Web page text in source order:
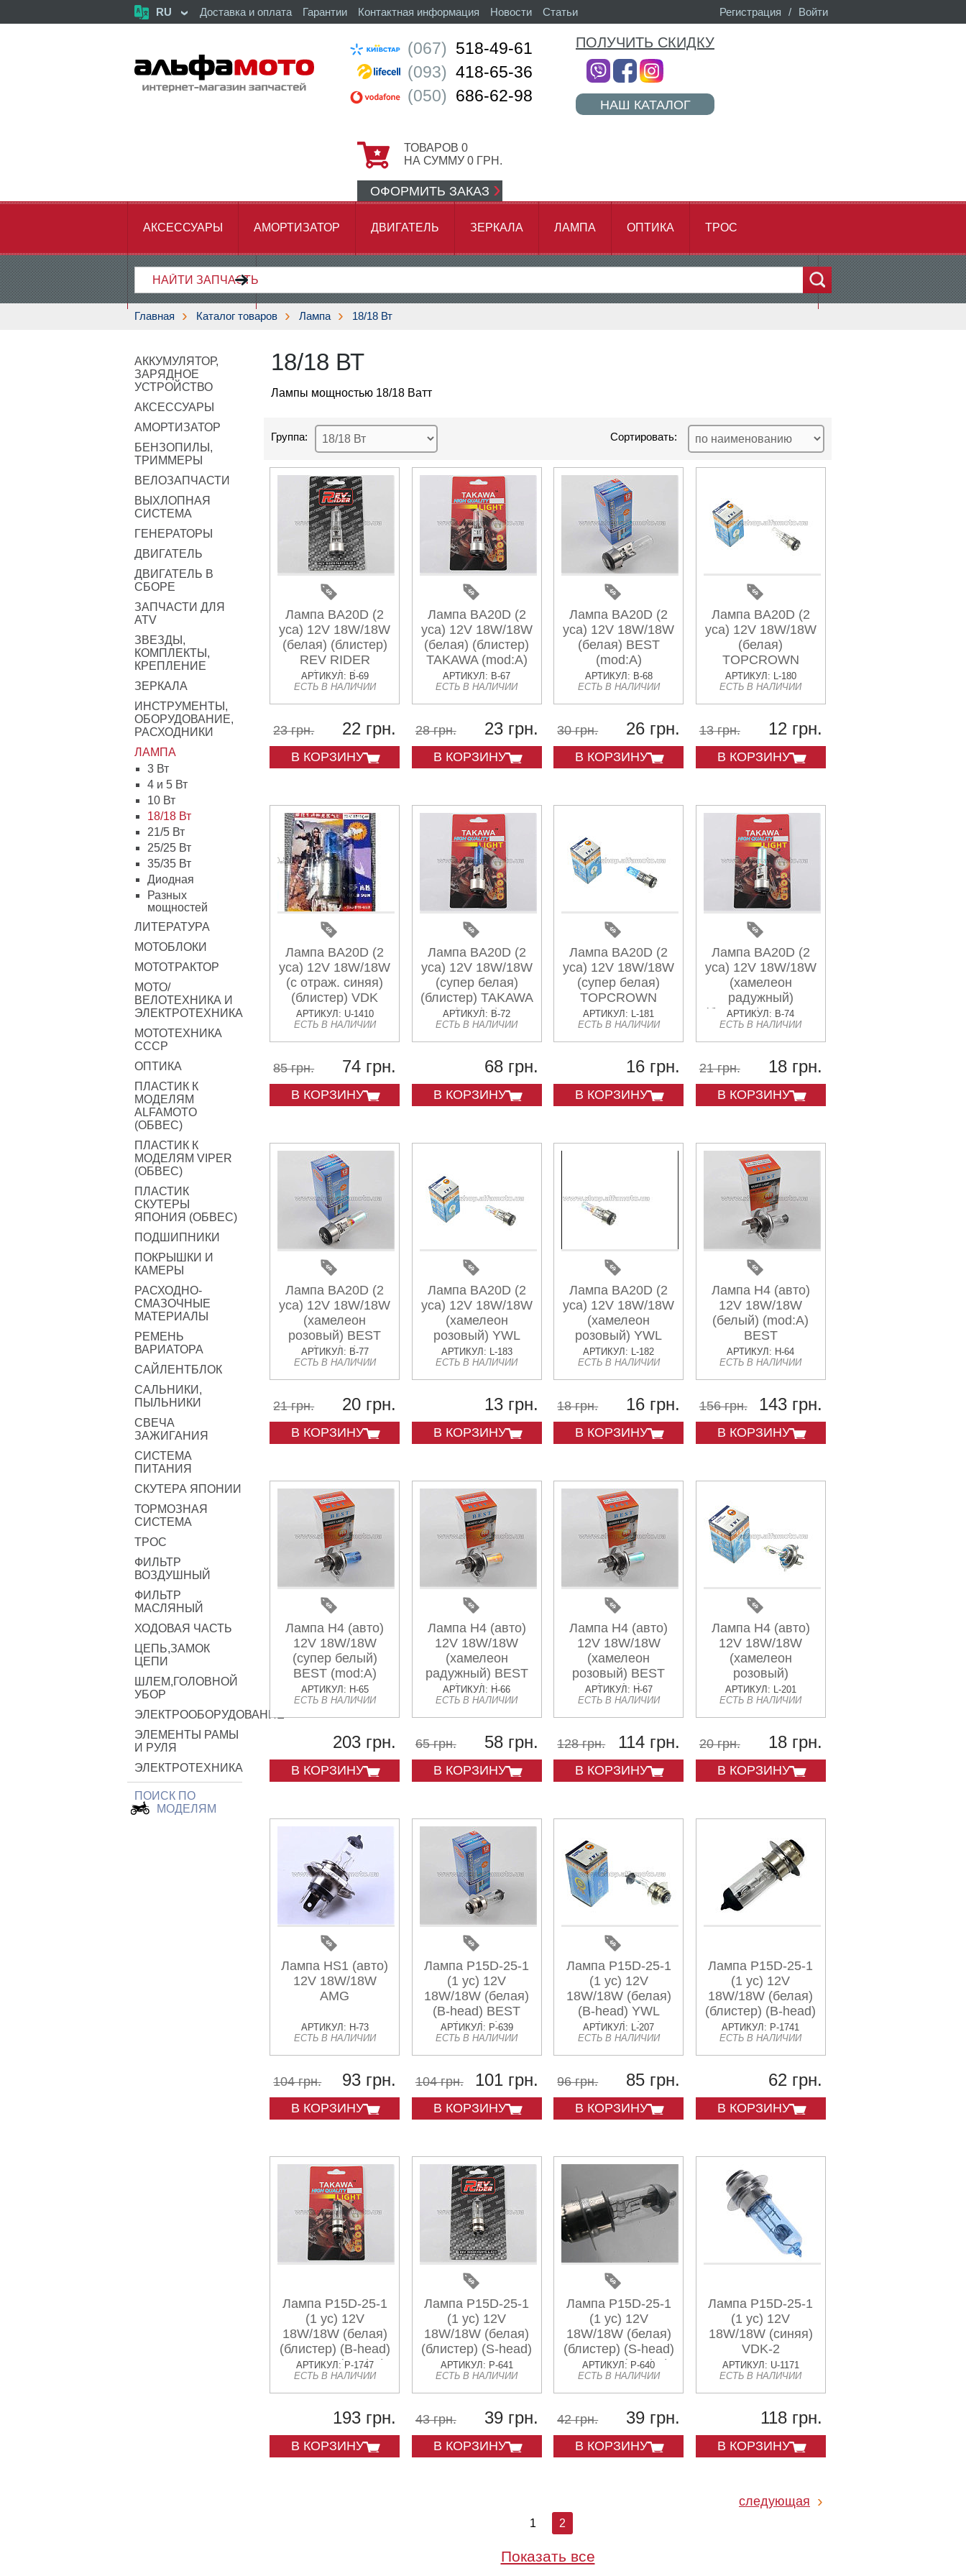
RU Доставка и оплата Гарантии Контактная информация Новости Статьи Войти
/
Регистрация
(067) 518-49-61
(093) 418-65-36
(050) 686-62-98
ПОЛУЧИТЬ СКИДКУ
НАШ КАТАЛОГ
ТОВАРОВ 0
НА СУММУ 0 ГРН.
ОФОРМИТЬ ЗАКАЗ
АКСЕССУАРЫ АМОРТИЗАТОР ДВИГАТЕЛЬ ЗЕРКАЛА ЛАМПА ОПТИКА ТРОС
ХОДОВАЯ ЧАСТЬ ...
Главная Каталог товаров Лампа 18/18 Вт
АККУМУЛЯТОР,
ЗАРЯДНОЕ
УСТРОЙСТВО
АКСЕССУАРЫ
АМОРТИЗАТОР
БЕНЗОПИЛЫ,
ТРИММЕРЫ
ВЕЛОЗАПЧАСТИ
ВЫХЛОПНАЯ
СИСТЕМА
ГЕНЕРАТОРЫ
ДВИГАТЕЛЬ
ДВИГАТЕЛЬ В
СБОРЕ
ЗАПЧАСТИ ДЛЯ
ATV
ЗВЕЗДЫ,
КОМПЛЕКТЫ,
КРЕПЛЕНИЕ
ЗЕРКАЛА
ИНСТРУМЕНТЫ,
ОБОРУДОВАНИЕ,
РАСХОДНИКИ
ЛАМПА
3 Вт
4 и 5 Вт
10 Вт
18/18 Вт
21/5 Вт
25/25 Вт
35/35 Вт
Диодная
Разных
мощностей
ЛИТЕРАТУРА
МОТОБЛОКИ
МОТОТРАКТОР
МОТО/
ВЕЛОТЕХНИКА И
ЭЛЕКТРОТЕХНИКА
МОТОТЕХНИКА
СССР
ОПТИКА
ПЛАСТИК К
МОДЕЛЯМ
ALFAMOTO
(ОБВЕС)
ПЛАСТИК К
МОДЕЛЯМ VIPER
(ОБВЕС)
ПЛАСТИК
СКУТЕРЫ
ЯПОНИЯ (ОБВЕС)
ПОДШИПНИКИ
ПОКРЫШКИ И
КАМЕРЫ
РАСХОДНО-
СМАЗОЧНЫЕ
МАТЕРИАЛЫ
РЕМЕНЬ
ВАРИАТОРА
САЙЛЕНТБЛОК
САЛЬНИКИ,
ПЫЛЬНИКИ
СВЕЧА
ЗАЖИГАНИЯ
СИСТЕМА
ПИТАНИЯ
СКУТЕРА ЯПОНИИ
ТОРМОЗНАЯ
СИСТЕМА
ТРОС
ФИЛЬТР
ВОЗДУШНЫЙ
ФИЛЬТР
МАСЛЯНЫЙ
ХОДОВАЯ ЧАСТЬ
ЦЕПЬ,ЗАМОК
ЦЕПИ
ШЛЕМ,ГОЛОВНОЙ
УБОР
ЭЛЕКТРООБОРУДОВАНИЕ
ЭЛЕМЕНТЫ РАМЫ
И РУЛЯ
ЭЛЕКТРОТЕХНИКА
ПОИСК ПО
МОДЕЛЯМ
18/18 ВТ
Лампы мощностью 18/18 Ватт
Группа: Сортировать:
Лампа BA20D (2
уса) 12V 18W/18W
(белая) (блистер)
REV RIDER
(mod:B)
АРТИКУЛ: B-69
ЕСТЬ В НАЛИЧИИ
23 грн. 22 грн.
В КОРЗИНУ
Лампа BA20D (2
уса) 12V 18W/18W
(белая) (блистер)
TAKAWA (mod:A)
АРТИКУЛ: B-67
ЕСТЬ В НАЛИЧИИ
28 грн. 23 грн.
В КОРЗИНУ
Лампа BA20D (2
уса) 12V 18W/18W
(белая) BEST
(mod:A)
АРТИКУЛ: B-68
ЕСТЬ В НАЛИЧИИ
30 грн. 26 грн.
В КОРЗИНУ
Лампа BA20D (2
уса) 12V 18W/18W
(белая)
TOPCROWN
АРТИКУЛ: L-180
ЕСТЬ В НАЛИЧИИ
13 грн. 12 грн.
В КОРЗИНУ
Лампа BA20D (2
уса) 12V 18W/18W
(с отраж. синяя)
(блистер) VDK
АРТИКУЛ: U-1410
ЕСТЬ В НАЛИЧИИ
85 грн. 74 грн.
В КОРЗИНУ
Лампа BA20D (2
уса) 12V 18W/18W
(супер белая)
(блистер) TAKAWA
(mod:A)
АРТИКУЛ: B-72
ЕСТЬ В НАЛИЧИИ
68 грн.
В КОРЗИНУ
Лампа BA20D (2
уса) 12V 18W/18W
(супер белая)
TOPCROWN
АРТИКУЛ: L-181
ЕСТЬ В НАЛИЧИИ
16 грн.
В КОРЗИНУ
Лампа BA20D (2
уса) 12V 18W/18W
(хамелеон
радужный)
(блистер) TAKAWA
(mod:A)
АРТИКУЛ: B-74
ЕСТЬ В НАЛИЧИИ
21 грн. 18 грн.
В КОРЗИНУ
Лампа BA20D (2
уса) 12V 18W/18W
(хамелеон
розовый) BEST
(mod:A)
АРТИКУЛ: B-77
ЕСТЬ В НАЛИЧИИ
21 грн. 20 грн.
В КОРЗИНУ
Лампа BA20D (2
уса) 12V 18W/18W
(хамелеон
розовый) YWL
АРТИКУЛ: L-183
ЕСТЬ В НАЛИЧИИ
13 грн.
В КОРЗИНУ
Лампа BA20D (2
уса) 12V 18W/18W
(хамелеон
розовый) YWL
АРТИКУЛ: L-182
ЕСТЬ В НАЛИЧИИ
18 грн. 16 грн.
В КОРЗИНУ
Лампа H4 (авто)
12V 18W/18W
(белый) (mod:A)
BEST
АРТИКУЛ: H-64
ЕСТЬ В НАЛИЧИИ
156 грн. 143 грн.
В КОРЗИНУ
Лампа H4 (авто)
12V 18W/18W
(супер белый)
BEST (mod:A)
АРТИКУЛ: H-65
ЕСТЬ В НАЛИЧИИ
203 грн.
В КОРЗИНУ
Лампа H4 (авто)
12V 18W/18W
(хамелеон
радужный) BEST
(mod:A)
АРТИКУЛ: H-66
ЕСТЬ В НАЛИЧИИ
65 грн. 58 грн.
В КОРЗИНУ
Лампа H4 (авто)
12V 18W/18W
(хамелеон
розовый) BEST
(mod:A)
АРТИКУЛ: H-67
ЕСТЬ В НАЛИЧИИ
128 грн. 114 грн.
В КОРЗИНУ
Лампа H4 (авто)
12V 18W/18W
(хамелеон
розовый)
TOPCROWN
АРТИКУЛ: L-201
ЕСТЬ В НАЛИЧИИ
20 грн. 18 грн.
В КОРЗИНУ
Лампа HS1 (авто)
12V 18W/18W
AMG
АРТИКУЛ: H-73
ЕСТЬ В НАЛИЧИИ
104 грн. 93 грн.
В КОРЗИНУ
Лампа P15D-25-1
(1 ус) 12V
18W/18W (белая)
(B-head) BEST
(mod:A)
АРТИКУЛ: P-639
ЕСТЬ В НАЛИЧИИ
104 грн. 101 грн.
В КОРЗИНУ
Лампа P15D-25-1
(1 ус) 12V
18W/18W (белая)
(B-head) YWL
(mod:A)
АРТИКУЛ: L-207
ЕСТЬ В НАЛИЧИИ
96 грн. 85 грн.
В КОРЗИНУ
Лампа P15D-25-1
(1 ус) 12V
18W/18W (белая)
(блистер) (B-head)
REV RIDER
(mod:B)
АРТИКУЛ: P-1741
ЕСТЬ В НАЛИЧИИ
62 грн.
В КОРЗИНУ
Лампа P15D-25-1
(1 ус) 12V
18W/18W (белая)
(блистер) (B-head)
TAKAWA (mod:A)
АРТИКУЛ: P-1747
ЕСТЬ В НАЛИЧИИ
193 грн.
В КОРЗИНУ
Лампа P15D-25-1
(1 ус) 12V
18W/18W (белая)
(блистер) (S-head)
REV RIDER
(mod:B)
АРТИКУЛ: P-641
ЕСТЬ В НАЛИЧИИ
43 грн. 39 грн.
В КОРЗИНУ
Лампа P15D-25-1
(1 ус) 12V
18W/18W (белая)
(блистер) (S-head)
TAKAWA (mod:A)
АРТИКУЛ: P-640
ЕСТЬ В НАЛИЧИИ
42 грн. 39 грн.
В КОРЗИНУ
Лампа P15D-25-1
(1 ус) 12V
18W/18W (синяя)
VDK-2
АРТИКУЛ: U-1171
ЕСТЬ В НАЛИЧИИ
118 грн.
В КОРЗИНУ
следующая
1 2
Показать все